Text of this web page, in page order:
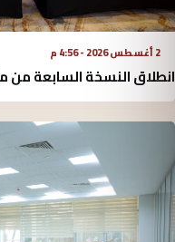
2 أغسطس 2026 - 4:56 م
انطلاق النسخة السابعة من